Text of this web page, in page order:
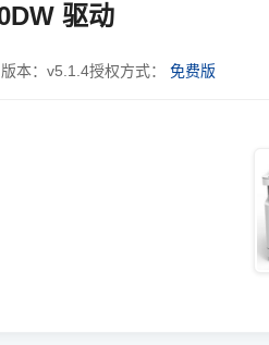
驱动
版本： v5.1.4授权方式： 免费版